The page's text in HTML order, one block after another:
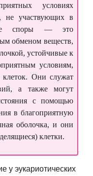
условиях
не участвующих в
споры — это
обменом веществ,
устойчивые к
условиям,
Они служат
а также могут
с помощью
в благоприятную
оболочка, и они
клетки.
у эукариотических